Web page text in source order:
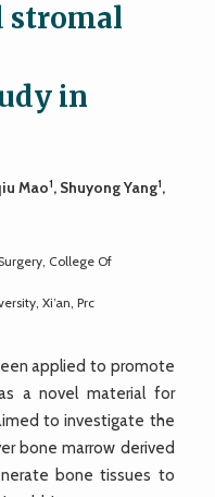
stromal
in
Mao1, Shuyong Yang1,
College Of
Xi’an, Prc
applied to promote
a novel material for
to investigate the
bone marrow derived
bone tissues to